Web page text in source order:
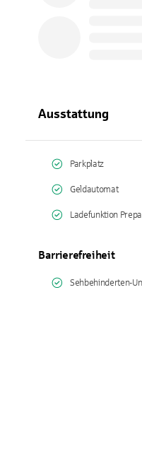
Ausstattung
Parkplatz
Geldautomat
Ladefunktion
Barrierefreiheit
Sehbehinderten-